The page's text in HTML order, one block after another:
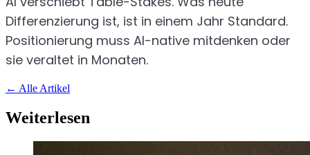
Differenzierung ist, ist in einem Jahr Standard.
Positionierung muss AI-native mitdenken oder
sie veraltet in Monaten.
← Alle Artikel
Weiterlesen